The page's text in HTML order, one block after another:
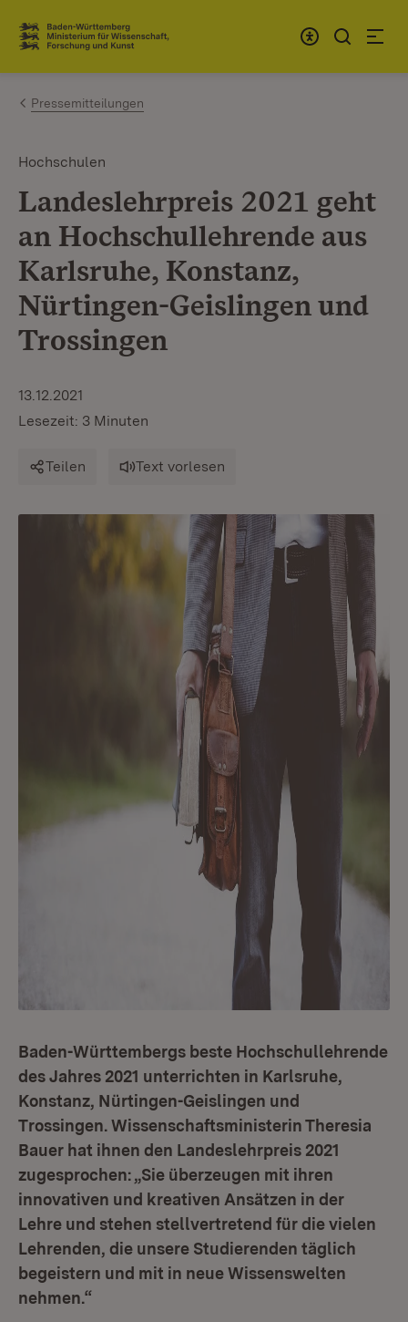
Zum Inhalt springen
Link zur Startseite
Pressemitteilungen
Hochschulen
Landeslehrpreis 2021 geht
an Hochschullehrende aus
Karlsruhe, Konstanz,
Nürtingen-Geislingen und
Trossingen
13.12.2021
Lesezeit: 3 Minuten
Teilen Text vorlesen
Baden-Württembergs beste Hochschullehrende
des Jahres 2021 unterrichten in Karlsruhe,
Konstanz, Nürtingen-Geislingen und
Trossingen. Wissenschaftsministerin Theresia
Bauer hat ihnen den Landeslehrpreis 2021
zugesprochen: „Sie überzeugen mit ihren
innovativen und kreativen Ansätzen in der
Lehre und stehen stellvertretend für die vielen
Lehrenden, die unsere Studierenden täglich
begeistern und mit in neue Wissenswelten
nehmen.“